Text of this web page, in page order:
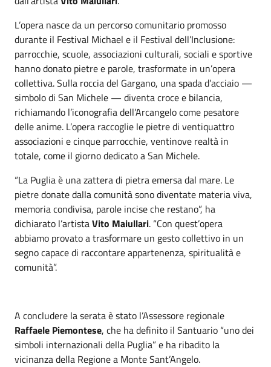
L’opera nasce da un percorso comunitario promosso
durante il Festival Michael e il Festival dell’Inclusione:
parrocchie, scuole, associazioni culturali, sociali e sportive
hanno donato pietre e parole, trasformate in un’opera
collettiva. Sulla roccia del Gargano, una spada d’acciaio —
simbolo di San Michele — diventa croce e bilancia,
richiamando l’iconografia dell’Arcangelo come pesatore
delle anime. L’opera raccoglie le pietre di ventiquattro
associazioni e cinque parrocchie, ventinove realtà in
totale, come il giorno dedicato a San Michele.
“La Puglia è una zattera di pietra emersa dal mare. Le
pietre donate dalla comunità sono diventate materia viva,
memoria condivisa, parole incise che restano”, ha
dichiarato l’artistaVito Maiullari. “Con quest’opera
abbiamo provato a trasformare un gesto collettivo in un
segno capace di raccontare appartenenza, spiritualità e
comunità”.
A concludere la serata è stato l’Assessore regionale
Raffaele Piemontese, che ha definito il Santuario “uno dei
simboli internazionali della Puglia” e ha ribadito la
vicinanza della Regione a Monte Sant’Angelo.